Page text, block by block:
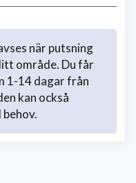
när putsning
område. Du får
1-14 dagar från
kan också